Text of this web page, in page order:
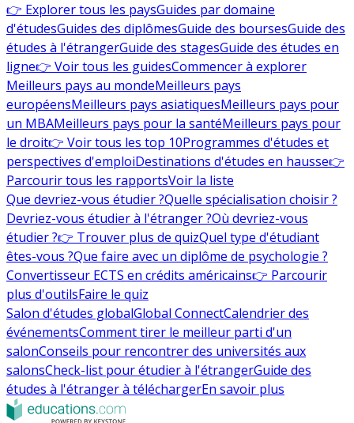
👉 Explorer tous les paysGuides par domaine
d'étudesGuides des diplômesGuide des boursesGuide des
études à l'étrangerGuide des stagesGuide des études en
ligne👉 Voir tous les guidesCommencer à explorer
Meilleurs pays au mondeMeilleurs pays
européensMeilleurs pays asiatiquesMeilleurs pays pour
un MBAMeilleurs pays pour la santéMeilleurs pays pour
le droit👉 Voir tous les top 10Programmes d'études et
perspectives d'emploiDestinations d'études en hausse👉
Parcourir tous les rapportsVoir la liste
Que devriez-vous étudier ?Quelle spécialisation choisir ?
Devriez-vous étudier à l'étranger ?Où devriez-vous
étudier ?👉 Trouver plus de quizQuel type d'étudiant
êtes-vous ?Que faire avec un diplôme de psychologie ?
Convertisseur ECTS en crédits américains👉 Parcourir
plus d'outilsFaire le quiz
Salon d'études globalGlobal ConnectCalendrier des
événementsComment tirer le meilleur parti d'un
salonConseils pour rencontrer des universités aux
salonsCheck-list pour étudier à l'étrangerGuide des
études à l'étranger à téléchargerEn savoir plus